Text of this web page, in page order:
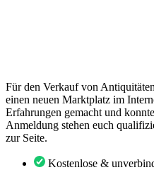
Für den Verkauf von
einen neuen Marktplatz im
Erfahrungen gemacht und
Anmeldung stehen euch
zur Seite.
Kostenlose &